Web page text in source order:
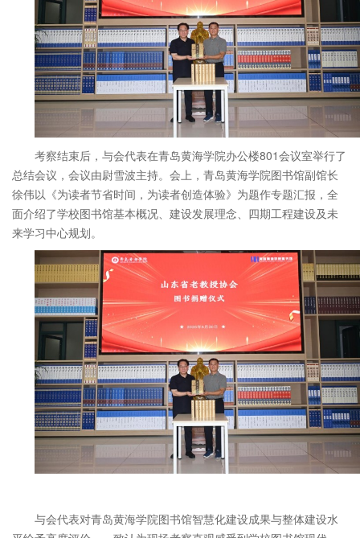
考察结束后，与会代表在青岛黄海学院办公楼801会议室举行了
总结会议，会议由尉雪波主持。会上，青岛黄海学院图书馆副馆长
徐伟以《为读者节省时间，为读者创造体验》为题作专题汇报，全
面介绍了学校图书馆基本概况、建设发展理念、四期工程建设及未
来学习中心规划。
与会代表对青岛黄海学院图书馆智慧化建设成果与整体建设水